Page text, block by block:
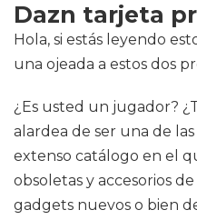
Dazn tarjeta
Hola, si estás leyendo
una ojeada a estos dos
¿Es usted un jugador?
alardea de ser una de
extenso catálogo en el
obsoletas y accesorios
gadgets nuevos o bien